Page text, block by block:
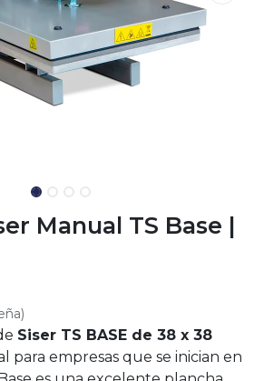
Manual TS Base |
Siser TS BASE de 38 x 38
para empresas que se inician en